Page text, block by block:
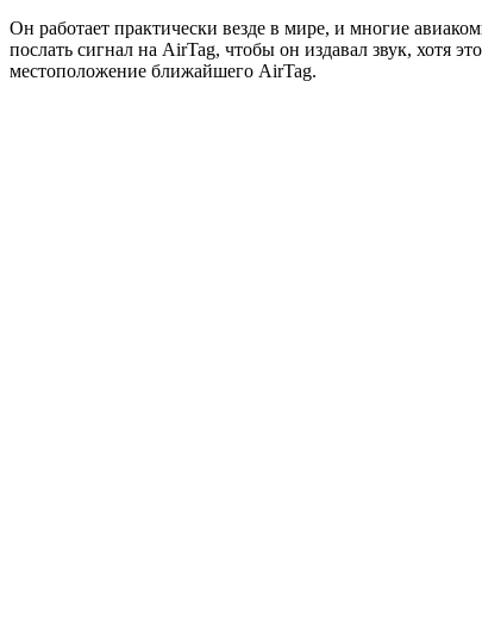
Он работает практически везде в мире, и многие
послать сигнал на AirTag, чтобы он издавал звук, хотя
местоположение ближайшего AirTag.